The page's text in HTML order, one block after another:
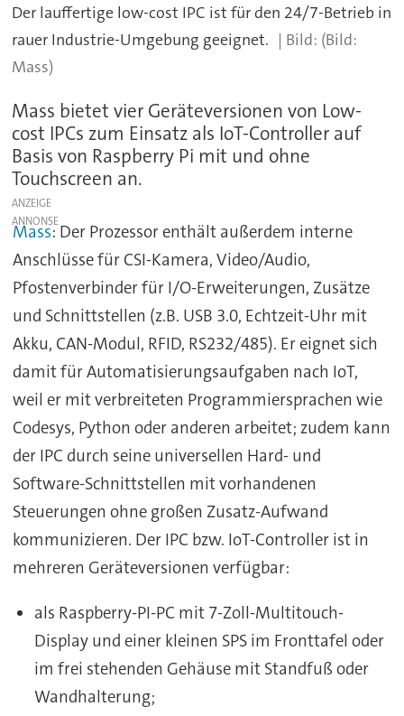
Der lauffertige low-cost IPC ist für den 24/7-Betrieb in
rauer Industrie-Umgebung geeignet.
(Bild:
Mass)
Mass bietet vier Geräteversionen von Low-
cost IPCs zum Einsatz als IoT-Controller auf
Basis von Raspberry Pi mit und ohne
Touchscreen an.
ANZEIGE
Mass: Der Prozessor enthält außerdem interne
Anschlüsse für CSI-Kamera, Video/Audio,
Pfostenverbinder für I/O-Erweiterungen, Zusätze
und Schnittstellen (z.B. USB 3.0, Echtzeit-Uhr mit
Akku, CAN-Modul, RFID, RS232/485). Er eignet sich
damit für Automatisierungsaufgaben nach IoT,
weil er mit verbreiteten Programmiersprachen wie
Codesys, Python oder anderen arbeitet; zudem kann
der IPC durch seine universellen Hard- und
Software-Schnittstellen mit vorhandenen
Steuerungen ohne großen Zusatz-Aufwand
kommunizieren. Der IPC bzw. IoT-Controller ist in
mehreren Geräteversionen verfügbar:
als Raspberry-PI-PC mit 7-Zoll-Multitouch-
Display und einer kleinen SPS im Fronttafel oder
im frei stehenden Gehäuse mit Standfuß oder
Wandhalterung;